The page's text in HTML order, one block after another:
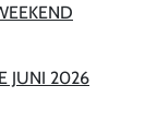
JUNI 2026